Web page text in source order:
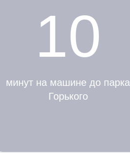
10
минут на машине до парка
Горького